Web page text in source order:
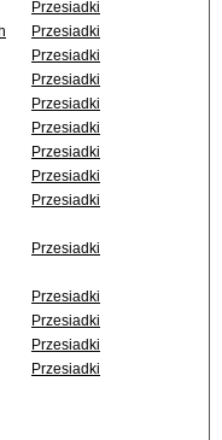
Przesiadki
Przesiadki
Przesiadki
Przesiadki
Przesiadki
Przesiadki
Przesiadki
Przesiadki
Przesiadki
Przesiadki
Przesiadki
Przesiadki
Przesiadki
Przesiadki